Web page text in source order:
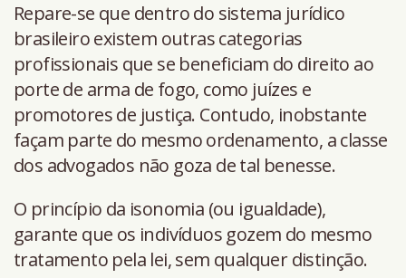
Repare-se que dentro do sistema jurídico
brasileiro existem outras categorias
profissionais que se beneficiam do direito ao
porte de arma de fogo, como juízes e
promotores de justiça. Contudo, inobstante
façam parte do mesmo ordenamento, a classe
dos advogados não goza de tal benesse.
O princípio da isonomia (ou igualdade),
garante que os indivíduos gozem do mesmo
tratamento pela lei, sem qualquer distinção.